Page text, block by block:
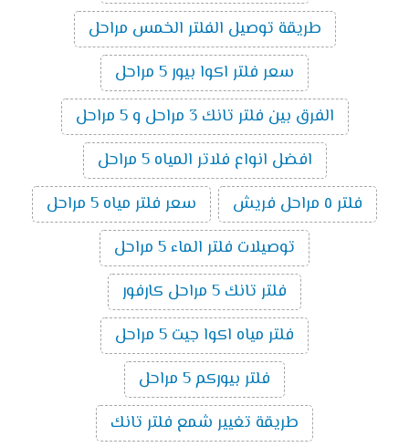
طريقة توصيل الفلتر الخمس مراحل
سعر فلتر اكوا بيور 5 مراحل
الفرق بين فلتر تانك 3 مراحل و 5 مراحل
افضل انواع فلاتر المياه 5 مراحل
فلتر ٥ مراحل فريش
سعر فلتر مياه 5 مراحل
توصيلات فلتر الماء 5 مراحل
فلتر تانك 5 مراحل كارفور
فلتر مياه اكوا جيت 5 مراحل
فلتر بيوركم 5 مراحل
طريقة تغيير شمع فلتر تانك